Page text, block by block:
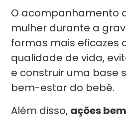
O acompanhamento
mulher durante a
formas mais eficazes
qualidade de vida,
e construir uma base
bem-estar do bebê.
Além disso, ações